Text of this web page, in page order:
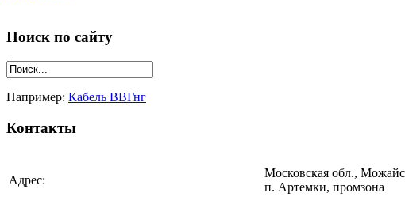
Поиск по сайту
Например: Кабель ВВГнг
Контакты
Адрес:
Московская обл.,
п. Артемки, промзона